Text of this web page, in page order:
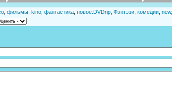
фильмы kino фантастика новое.DVDrip Фэнтэзи комедии new,